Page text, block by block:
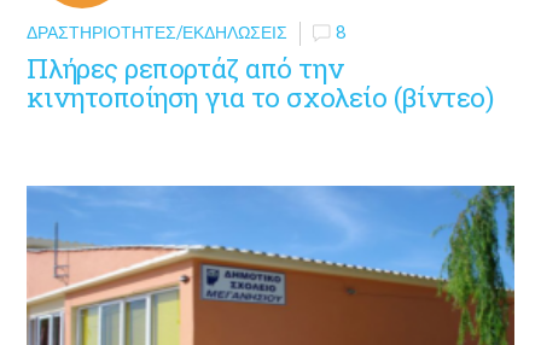
ΔΡΑΣΤΗΡΙΌΤΗΤΕΣ/ΕΚΔΗΛΏΣΕΙΣ 8
Πλήρες ρεπορτάζ από την
κινητοποίηση για το σχολείο (βίντεο)